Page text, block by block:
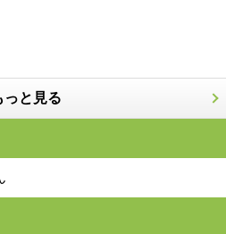
っと見る